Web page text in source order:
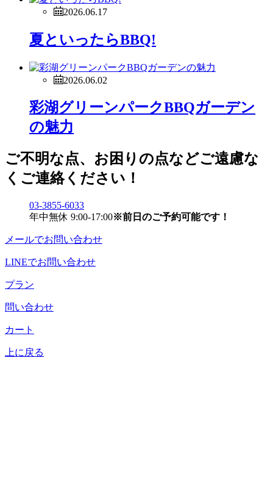
2026.06.17
夏といったらBBQ!
2026.06.02
彩湖グリーンパークBBQガーデン
の魅力
ご不明な点、お困りの点などご遠慮な
くご連絡ください！
03-3855-6033
年中無休 9:00-17:00※前日のご予約可能です！
メールでお問い合わせ
LINEでお問い合わせ
プラン
問い合わせ
カート
上に戻る